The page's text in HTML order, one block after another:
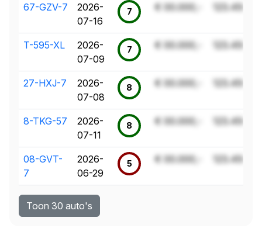
67-GZV-7
2026-
07-16
7 € 00.000,- 123.456 km
T-595-XL
2026-
07-09
7 € 00.000,- 123.456 km
27-HXJ-7
2026-
07-08
8 € 00.000,- 123.456 km
8-TKG-57
2026-
07-11
8 € 00.000,- 123.456 km
08-GVT-
7
2026-
06-29
5 € 00.000,- 123.456 km
Toon 30 auto's